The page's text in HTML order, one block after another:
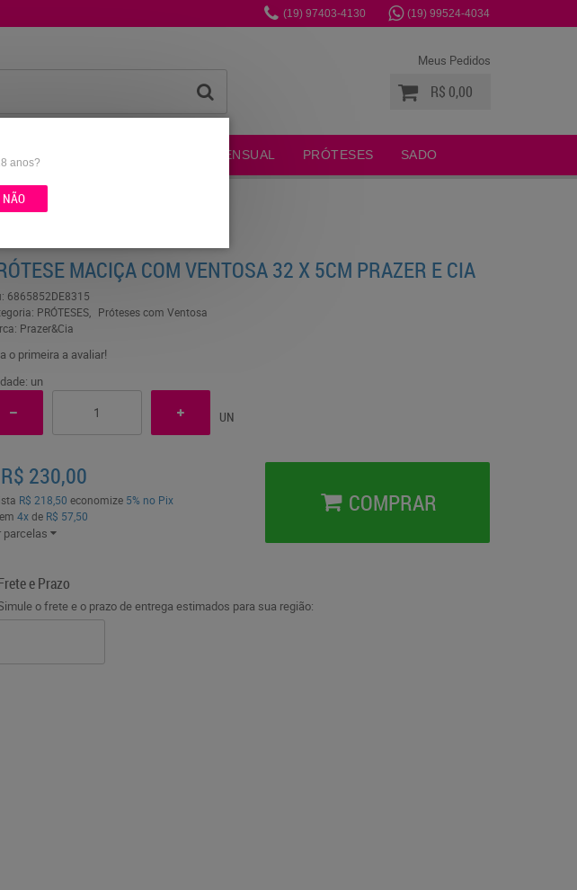
(19) 97403-4130 (19) 99524-4034
Meus Pedidos
R$ 0,00
MODA SENSUAL PRÓTESES SADO
MACIÇA COM VENTOSA 32 X 5CM PRAZER E CIA
6865852DE8315
PRÓTESES
Próteses com Ventosa
Prazer&Cia
o primeira a avaliar!
un
UN
R$ 230,00
R$ 218,50 economize 5% no Pix
4xde R$ 57,50
parcelas
COMPRAR
e Prazo
o frete e o prazo de entrega estimados para sua região:
anos?
NÃO